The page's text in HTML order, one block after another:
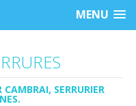
MENU
CAMBRAI, SERRURIER